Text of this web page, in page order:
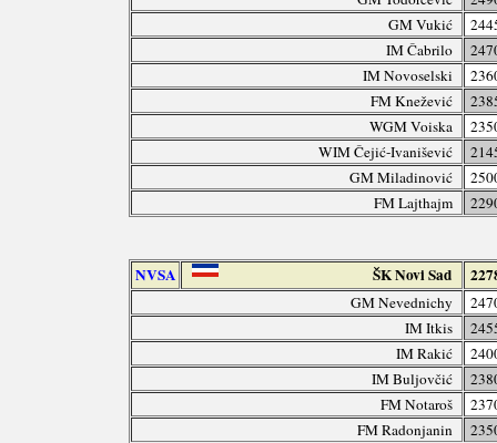
GM Vukić
IM Čabrilo
IM Novoselski
FM Knežević
WGM Voiska
WIM Čejić-Ivanišević
GM Miladinović
FM Lajthajm
NVSA ŠK Novi Sad
GM Nevednichy
IM Itkis
IM Rakić
IM Buljovčić
FM Notaroš
FM Radonjanin